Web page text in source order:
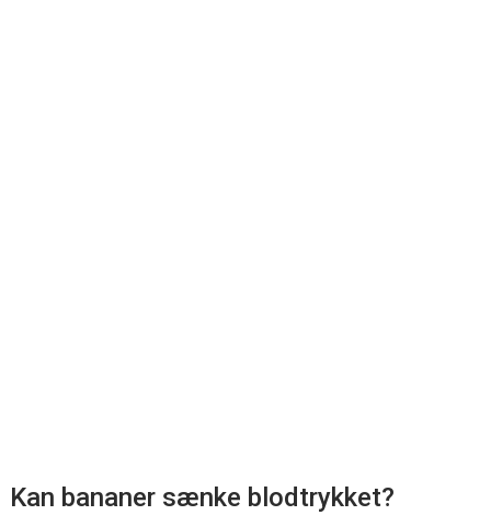
Kan bananer sænke blodtrykket?